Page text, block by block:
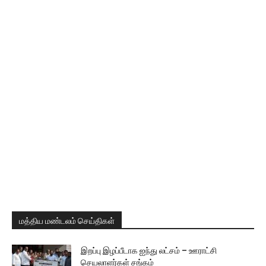
மத்திய மண்டலம் செய்திகள்
இறப்பு இழப்பீடாக ஐந்து லட்சம் – ஊராட்சி
செயலாளர்கள் சங்கம்